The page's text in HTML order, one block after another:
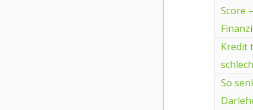
Score
Kredit
So